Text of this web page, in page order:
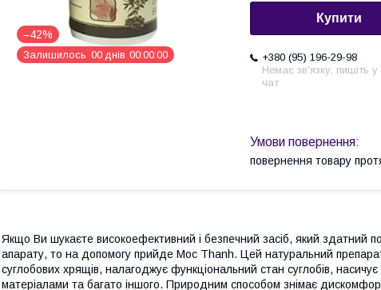
–42%
Залишилось 00 днів 00 00 00
Купити
+380 (95) 196-29-98
Немає зв'язку, пишіть у
чат
повернення товару
Якщо Ви шукаєте високоефективний і безпечний засіб, який здатний
апарату, то на допомогу прийде Moc Thanh. Цей натуральний
суглобових хрящів, налагоджує функціональний стан суглобів,
матеріалами та багато іншого. Природним способом знімає